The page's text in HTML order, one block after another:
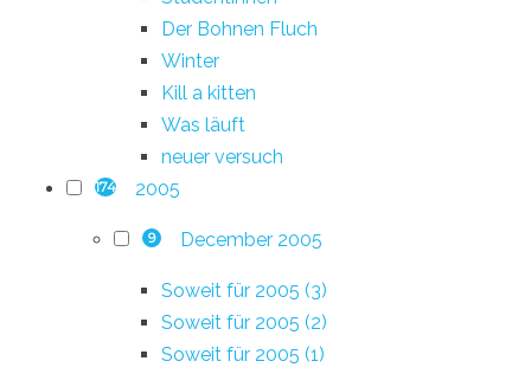
Der Bohnen Fluch
Winter
Kill a kitten
Was läuft
neuer versuch
174 2005
9 December 2005
Soweit für 2005 (3)
Soweit für 2005 (2)
Soweit für 2005 (1)